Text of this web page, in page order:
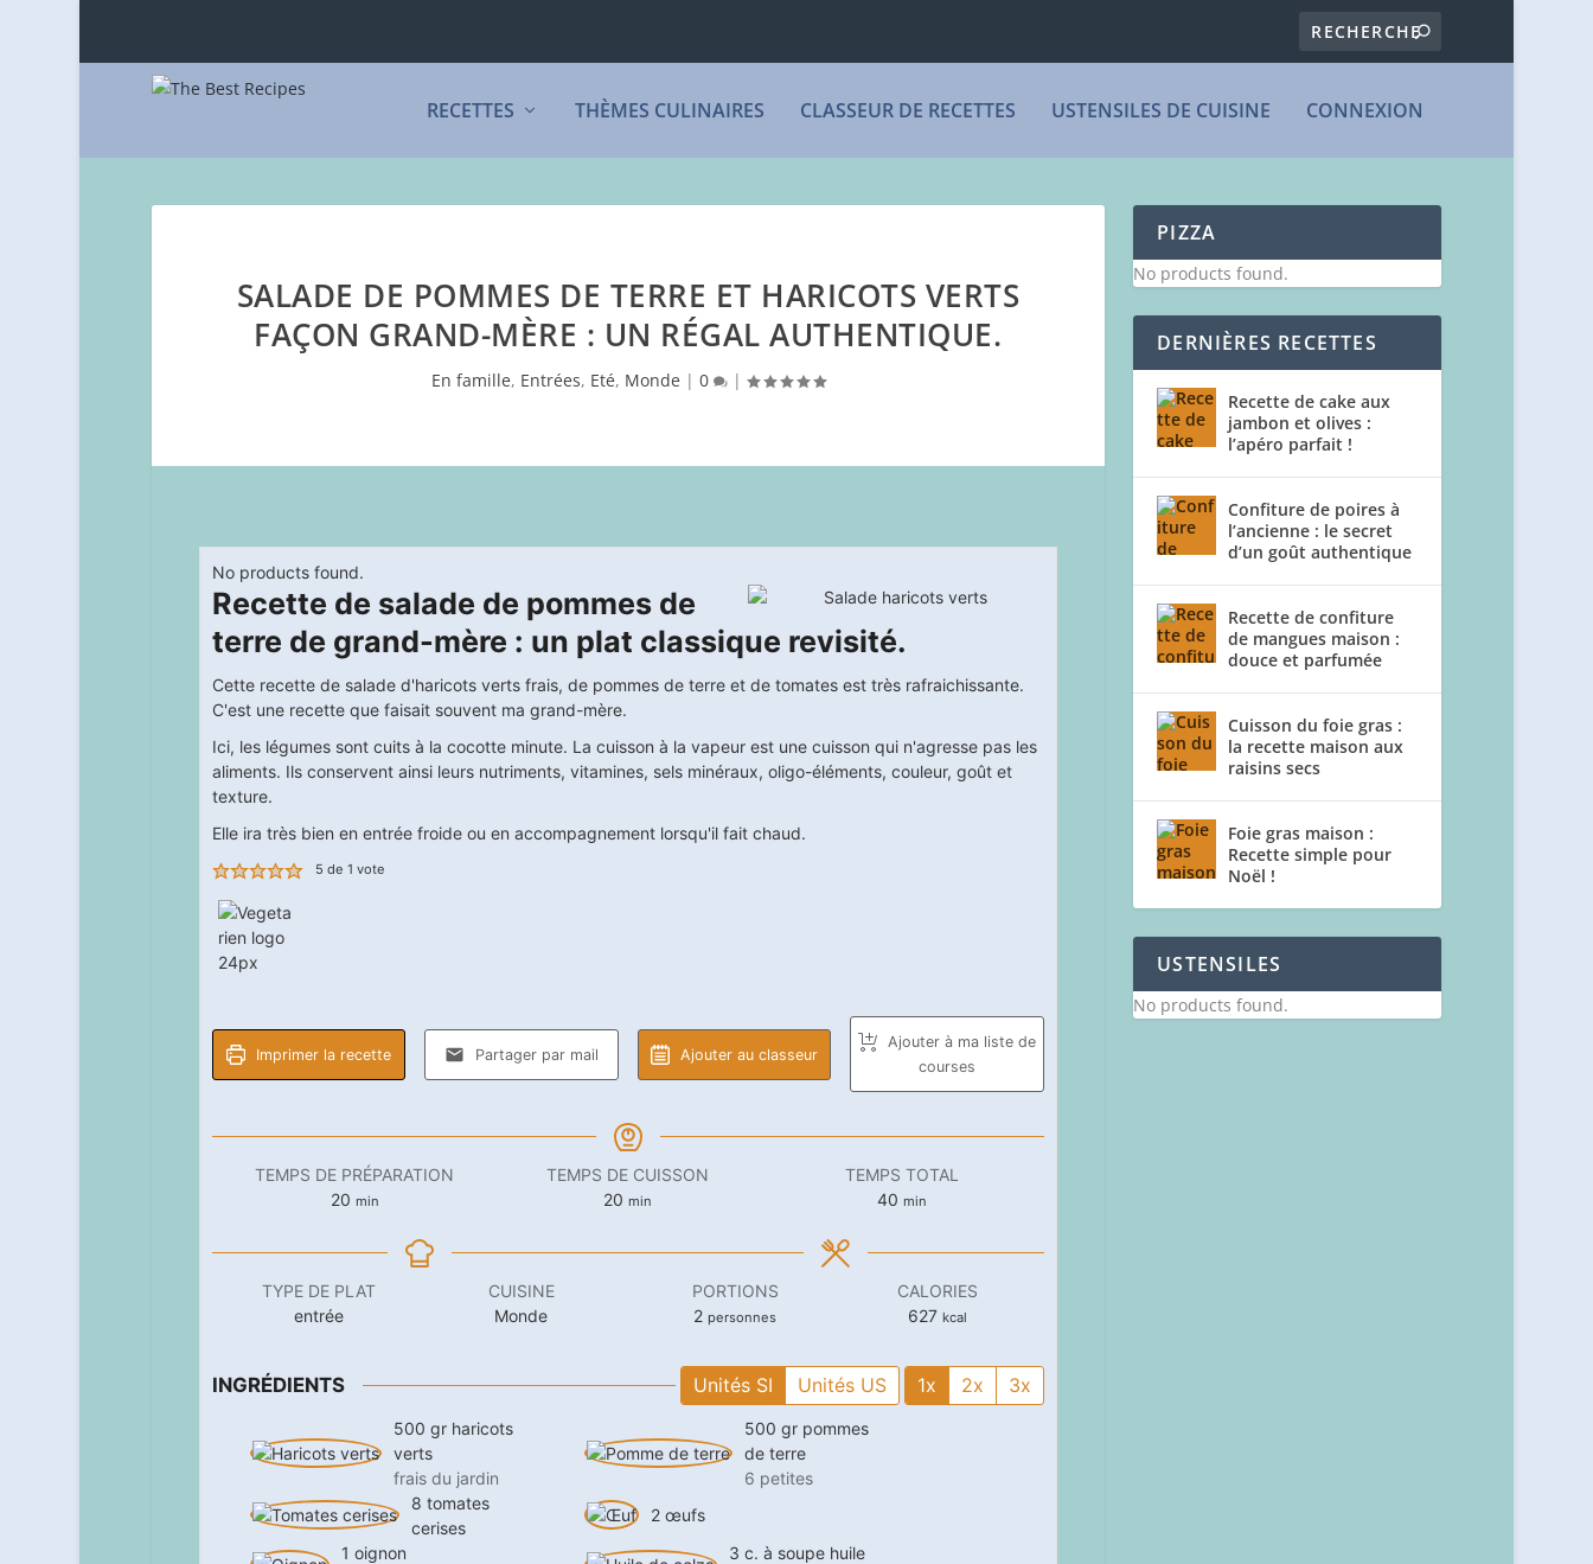
RECETTES THÈMES CULINAIRES CLASSEUR DE RECETTES USTENSILES DE CUISINE CONNEXION
SALADE DE POMMES DE TERRE ET HARICOTS VERTS
FAÇON GRAND-MÈRE : UN RÉGAL AUTHENTIQUE.
En famille, Entrées, Eté, Monde | 0 |
No products found.
Recette de salade de pommes de
terre de grand-mère : un plat classique revisité.
Cette recette de salade d'haricots verts frais, de pommes de terre et de tomates est très rafraichissante.
C'est une recette que faisait souvent ma grand-mère.
Ici, les légumes sont cuits à la cocotte minute. La cuisson à la vapeur est une cuisson qui n'agresse pas les
aliments. Ils conservent ainsi leurs nutriments, vitamines, sels minéraux, oligo-éléments, couleur, goût et
texture.
Elle ira très bien en entrée froide ou en accompagnement lorsqu'il fait chaud.
5 de 1 vote
Imprimer la recette Partager par mail Ajouter au classeur
Ajouter à ma liste de
courses
TEMPS DE PRÉPARATION
20minutes
min
TEMPS DE CUISSON
20 minutes
min
TEMPS TOTAL
40minutes
min
TYPE DE PLAT
entrée
CUISINE
Monde
PORTIONS
2 personnes
CALORIES
627 kcal
INGRÉDIENTS Unités SI Unités US 1x 2x 3x
500 gr haricots
verts
frais du jardin
500 gr pommes
de terre
6 petites
8 tomates
cerises
2 œufs
1 oignon
3 c. à soupe huile
PIZZA
No products found.
DERNIÈRES RECETTES
Recette de cake aux
jambon et olives :
l’apéro parfait !
Confiture de poires à
l’ancienne : le secret
d’un goût authentique
Recette de confiture
de mangues maison :
douce et parfumée
Cuisson du foie gras :
la recette maison aux
raisins secs
Foie gras maison :
Recette simple pour
Noël !
USTENSILES
No products found.